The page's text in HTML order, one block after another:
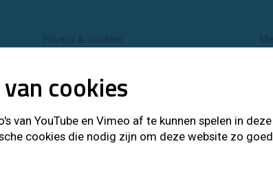
cookies
van YouTube en Vimeo af te kunnen spelen in
cookies die nodig zijn om deze website zo